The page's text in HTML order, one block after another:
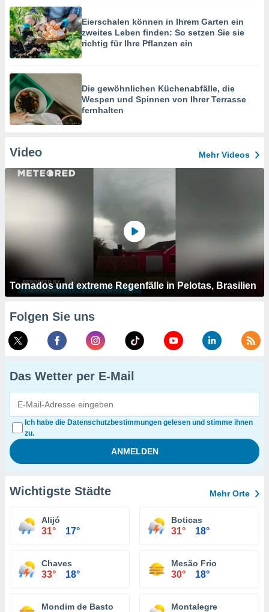
Eierschalen können in Ihrem Garten ein
zweites Leben finden: So setzen Sie sie
richtig für Ihre Pflanzen ein
Die gewöhnlichen Küchenabfälle, die
Wespen und Spinnen von Ihrer Terrasse
fernhalten
Video Mehr Videos
Tornados und extreme Regenfälle in Pelotas, Brasilien
Folgen Sie uns
Das Wetter per E-Mail
Ich habe die Datenschutzbestimmungen gelesen und stimme ihnen
zu.
Wichtigste Städte Mehr Orte
Alijó
31° 17°
Boticas
31° 18°
Chaves
33° 18°
Mesão Frio
30° 18°
Mondim de Basto Montalegre